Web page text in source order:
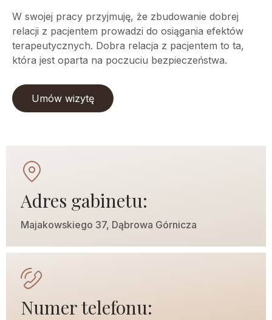
W swojej pracy przyjmuję, że zbudowanie dobrej
relacji z pacjentem prowadzi do osiągania efektów
terapeutycznych. Dobra relacja z pacjentem to ta,
która jest oparta na poczuciu bezpieczeństwa.
Umów wizytę
Adres gabinetu:
Majakowskiego 37, Dąbrowa Górnicza
Numer telefonu: